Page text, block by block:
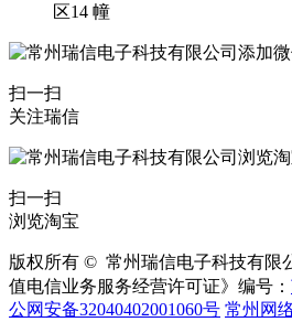
区14 幢
扫一扫
关注瑞信
扫一扫
浏览淘宝
版权所有 © 常州瑞信电子科技有限
值电信业务服务经营许可证》编号：
公网安备32040402001060号 常州网